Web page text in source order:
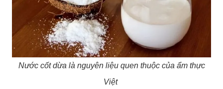
Nước cốt dừa là nguyên liệu quen thuộc của ẩm thực
Việt